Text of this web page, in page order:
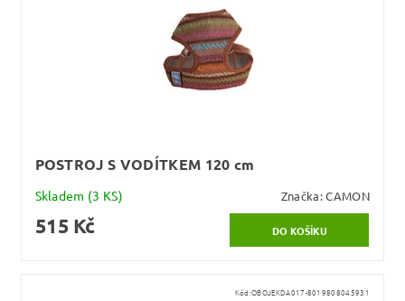
POSTROJ S VODÍTKEM 120 cm
Skladem (3 KS) Značka:CAMON
515 Kč
Kód:OBOJEKDA017-8019808045931